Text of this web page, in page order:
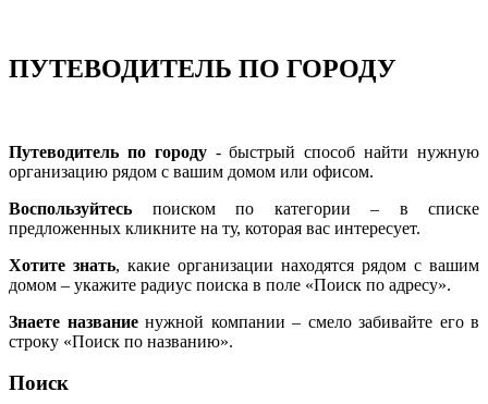
ПУТЕВОДИТЕЛЬ ПО ГОРОДУ
Путеводитель по городу- быстрый способ найти нужную
организацию рядом с вашим домом или офисом.
Воспользуйтесь поиском по категории – в списке
предложенных кликните на ту, которая вас интересует.
Хотите знать, какие организации находятся рядом с вашим
домом – укажите радиус поиска в поле «Поиск по адресу».
Знаете названиенужной компании – смело забивайте его в
строку «Поиск по названию».
Поиск